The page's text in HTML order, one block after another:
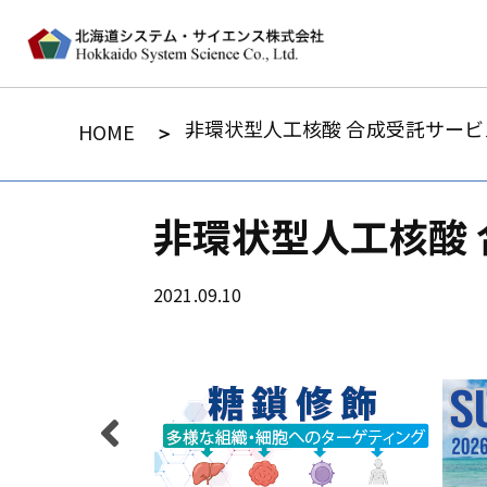
HOME 非環状型人工核酸 合成受託サービ
非環状型人工核酸
2021.09.10